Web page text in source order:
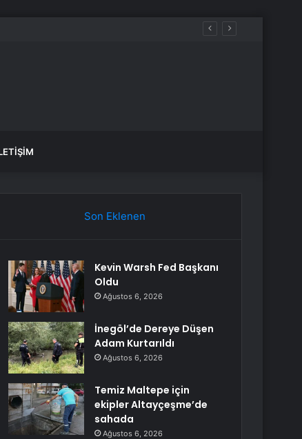
Son Eklenen
Kevin Warsh Fed Başkanı
Oldu
Ağustos 6, 2026
İnegöl’de Dereye Düşen
Adam Kurtarıldı
Ağustos 6, 2026
Temiz Maltepe için
ekipler Altayçeşme’de
sahada
Ağustos 6, 2026